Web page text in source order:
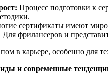
Процесс подготовки к
сертификаты имеют
Для фрилансеров и
в карьере, особенно для
и современные